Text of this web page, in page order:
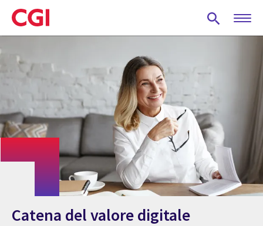
Skip
to
main
Catena del valore digitale